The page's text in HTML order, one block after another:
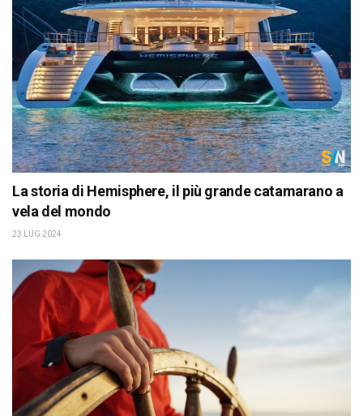
La storia di Hemisphere, il più grande catamarano a
vela del mondo
23 LUG 2024